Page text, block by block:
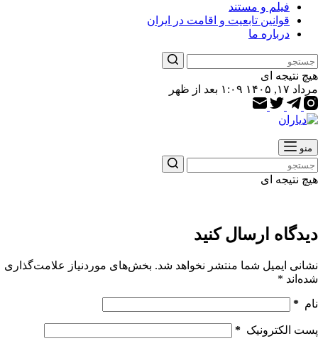
فیلم و مستند
قوانین تابعیت و اقامت در ایران
درباره ما
هیچ نتیجه ای
مرداد ۱۷, ۱۴۰۵ ۱:۰۹ بعد از ظهر
منو
هیچ نتیجه ای
دیدگاه ارسال کنید
نشانی ایمیل شما منتشر نخواهد شد. بخش‌های موردنیاز علامت‌گذاری
شده‌اند *
نام *
پست الکترونیک *